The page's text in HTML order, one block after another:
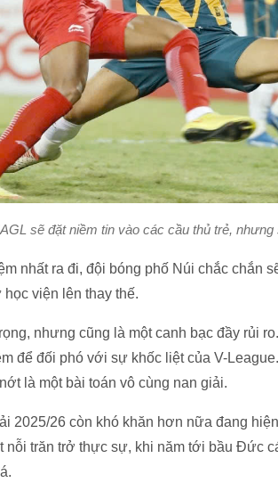
sẽ đặt niềm tin vào các cầu thủ trẻ, nhưng
nhất ra đi, đội bóng phố Núi chắc chắn
viện lên thay thế.
nhưng cũng là một canh bạc đầy rủi
để đối phó với sự khốc liệt của V-
là một bài toán vô cùng nan giải.
2025/26 còn khó khăn hơn nữa đang
nỗi trăn trở thực sự, khi năm tới bầu Đức